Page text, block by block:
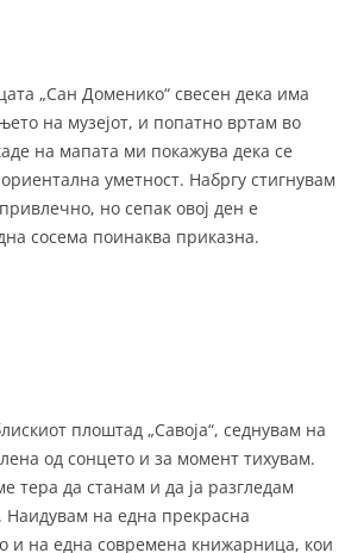
„Сан Доменико“ свесен дека има
на музејот, и попатно вртам во
на мапата ми покажува дека се
уметност. Набргу стигнувам
но сепак овој ден е
сосема поинаква приказна.
плоштад „Савоја“, седнувам на
од сонцето и за момент тихувам.
тера да станам и да ја разгледам
Наидувам на една прекрасна
и на една современа книжарница, кои